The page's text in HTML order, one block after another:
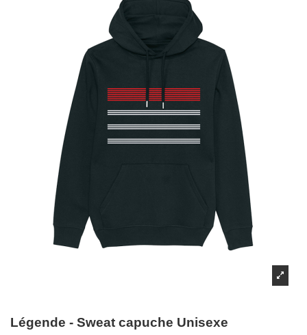
Légende - Sweat capuche Unisexe